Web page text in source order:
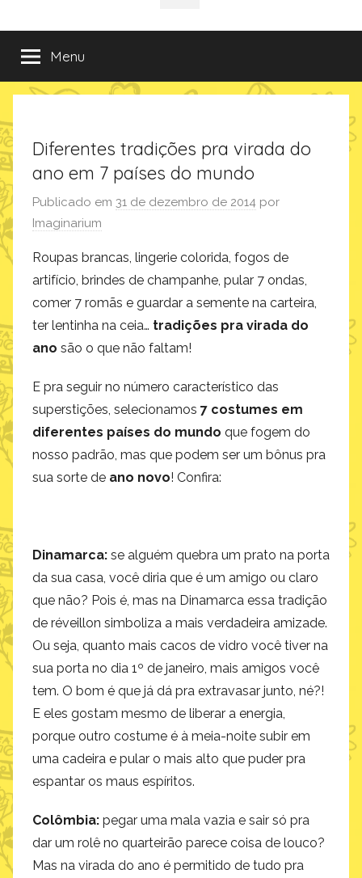
Imaginarium
de
presentes
Menu
Diferentes tradições pra virada do
ano em 7 países do mundo
Publicado em 31 de dezembro de 2014 por
Imaginarium
Roupas brancas, lingerie colorida, fogos de
artifício, brindes de champanhe, pular 7 ondas,
comer 7 romãs e guardar a semente na carteira,
ter lentinha na ceia… tradições pra virada do
ano são o que não faltam!
E pra seguir no número característico das
superstições, selecionamos 7 costumes em
diferentes países do mundo que fogem do
nosso padrão, mas que podem ser um bônus pra
sua sorte de ano novo! Confira:
Dinamarca: se alguém quebra um prato na porta
da sua casa, você diria que é um amigo ou claro
que não? Pois é, mas na Dinamarca essa tradição
de réveillon simboliza a mais verdadeira amizade.
Ou seja, quanto mais cacos de vidro você tiver na
sua porta no dia 1º de janeiro, mais amigos você
tem. O bom é que já dá pra extravasar junto, né?!
E eles gostam mesmo de liberar a energia,
porque outro costume é à meia-noite subir em
uma cadeira e pular o mais alto que puder pra
espantar os maus espíritos.
Colômbia: pegar uma mala vazia e sair só pra
dar um rolê no quarteirão parece coisa de louco?
Mas na virada do ano é permitido de tudo pra